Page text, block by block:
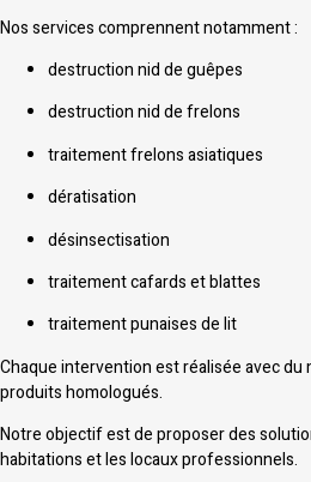
Nos services comprennent notamment :
destruction nid de guêpes
destruction nid de frelons
traitement frelons asiatiques
dératisation
désinsectisation
traitement cafards et blattes
traitement punaises de lit
Chaque intervention est réalisée avec
produits homologués.
Notre objectif est de proposer des
habitations et les locaux professionnels.